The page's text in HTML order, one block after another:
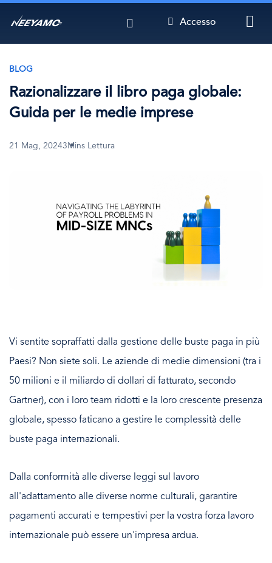
Accesso
BLOG
Razionalizzare il libro paga globale:
Guida per le medie imprese
21 Mag, 20243Mins Lettura
Vi sentite sopraffatti dalla gestione delle buste paga in più
Paesi? Non siete soli. Le aziende di medie dimensioni (tra i
50 milioni e il miliardo di dollari di fatturato, secondo
Gartner), con i loro team ridotti e la loro crescente presenza
globale, spesso faticano a gestire le complessità delle
buste paga internazionali.
Dalla conformità alle diverse leggi sul lavoro
all'adattamento alle diverse norme culturali, garantire
pagamenti accurati e tempestivi per la vostra forza lavoro
internazionale può essere un'impresa ardua.